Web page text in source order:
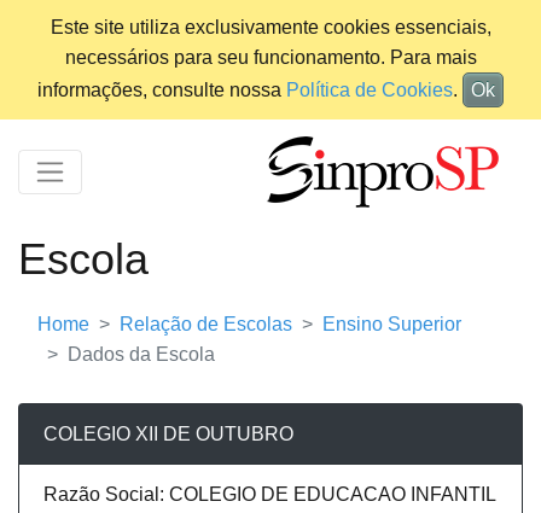
Este site utiliza exclusivamente cookies essenciais,
necessários para seu funcionamento. Para mais
informações, consulte nossa Política de Cookies. Ok
Escola
Home Relação de Escolas
Ensino Superior
Dados da Escola
COLEGIO XII DE OUTUBRO
Razão Social: COLEGIO DE EDUCACAO INFANTIL